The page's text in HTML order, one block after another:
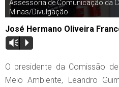
Assessoria de Comunicação da
Minas/Divulgação
José Hermano Oliveira
Vm P
O presidente da Comissão
Meio Ambiente, Leandro